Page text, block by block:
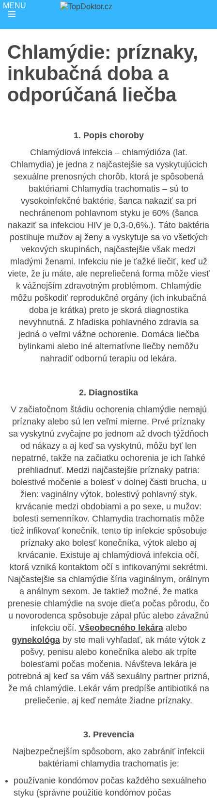
Chlamýdie: príznaky,
inkubačná doba a
odporúčaná liečba
1. Popis choroby
Chlamýdiová infekcia – chlamýdióza (lat.
Chlamydia) je jedna z najčastejšie sa vyskytujúcich
sexuálne prenosných chorôb, ktorá je spôsobená
baktériami Chlamydia trachomatis – sú to
vysokoinfekčné baktérie, šanca nakaziť sa pri
nechránenom pohlavnom styku je 60% (šanca
nakaziť sa infekciou HIV je 0,3-0,6%.). Táto baktéria
postihuje mužov aj ženy a vyskytuje sa vo všetkých
vekových skupinách, najčastejšie však medzi
mladými ženami. Infekciu nie je ťažké liečiť, keď už
viete, že ju máte, ale nepreliečená forma môže viesť
k vážnejším zdravotným problémom. Chlamýdie
môžu poškodiť reprodukčné orgány (ich inkubačná
doba je krátka) preto je skorá diagnostika
nevyhnutná. Z hľadiska pohlavného zdravia sa
jedná o veľmi vážne ochorenie. Domáca liečba
bylinkami alebo iné alternatívne liečby nemôžu
nahradiť odbornú terapiu od lekára.
2. Diagnostika
V začiatočnom štádiu ochorenia chlamýdie nemajú
príznaky alebo sú len veľmi mierne. Prvé príznaky
sa vyskytnú zvyčajne po jednom až dvoch týždňoch
od nákazy a aj keď sa vyskytnú, môžu byť len
nepatrné, takže na začiatku ochorenia je ich ľahké
prehliadnuť. Medzi najčastejšie príznaky patria:
bolestivé močenie a bolesť v dolnej časti brucha, u
žien: vaginálny výtok, bolestivý pohlavný styk,
krvácanie medzi obdobiami a po sexe, u mužov:
bolesti semenníkov. Chlamydia trachomatis môže
tiež infikovať konečník, tento tip infekcie spôsobuje
príznaky ako bolesť konečníka, výtok alebo aj
krvácanie. Existuje aj chlamýdiová infekcia očí,
ktorá vzniká kontaktom očí s infikovanými sekrétmi.
Najčastejšie sa chlamýdie šíria vaginálnym, orálnym
a análnym sexom. Je taktiež možné, že matka
prenesie chlamýdie na svoje dieťa počas pôrodu, čo
u novorodenca spôsobuje zápal pľúc alebo závažnú
infekciu očí. Všeobecného lekáraalebo
gynekológaby ste mali vyhľadať, ak máte výtok z
pošvy, penisu alebo konečníka alebo ak trpíte
bolesťami počas močenia. Návšteva lekára je
potrebná aj keď sa vám váš sexuálny partner prizná,
že má chlamýdie. Lekár vám predpíše antibiotiká na
preliečenie, aj keď nemáte žiadne príznaky.
3. Prevencia
Najbezpečnejším spôsobom, ako zabrániť infekcii
baktériami chlamydia trachomatis je:
používanie kondómov počas každého sexuálneho
styku (správne použitie kondómov počas